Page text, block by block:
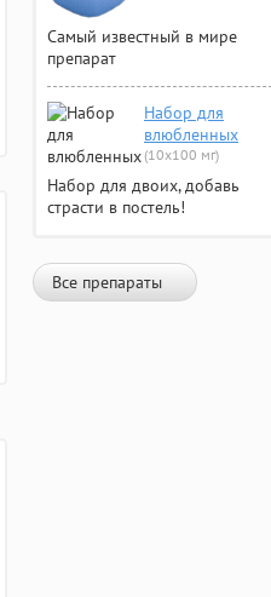
Самый известный в мире
препарат
Набор для
влюбленных
(10х100 мг)
Набор для двоих, добавь
страсти в постель!
Все препараты